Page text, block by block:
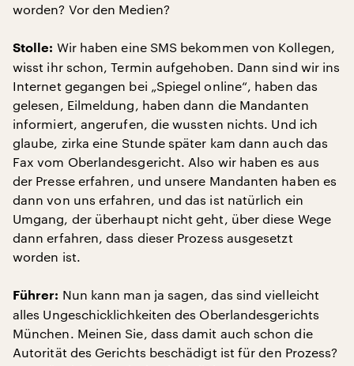
worden? Vor den Medien?
Stolle: Wir haben eine SMS bekommen von Kollegen,
wisst ihr schon, Termin aufgehoben. Dann sind wir ins
Internet gegangen bei „Spiegel online“, haben das
gelesen, Eilmeldung, haben dann die Mandanten
informiert, angerufen, die wussten nichts. Und ich
glaube, zirka eine Stunde später kam dann auch das
Fax vom Oberlandesgericht. Also wir haben es aus
der Presse erfahren, und unsere Mandanten haben es
dann von uns erfahren, und das ist natürlich ein
Umgang, der überhaupt nicht geht, über diese Wege
dann erfahren, dass dieser Prozess ausgesetzt
worden ist.
Führer: Nun kann man ja sagen, das sind vielleicht
alles Ungeschicklichkeiten des Oberlandesgerichts
München. Meinen Sie, dass damit auch schon die
Autorität des Gerichts beschädigt ist für den Prozess?